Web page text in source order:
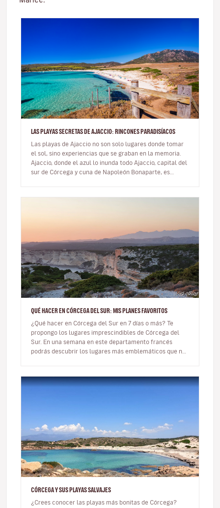
LAS PLAYAS SECRETAS DE AJACCIO: RINCONES PARADISÍACOS
Las playas de Ajaccio no son solo lugares donde tomar
el sol, sino experiencias que se graban en la memoria.
Ajaccio, donde el azul lo inunda todo Ajaccio, capital del
sur de Córcega y cuna de Napoleón Bonaparte, es
QUÉ HACER EN CÓRCEGA DEL SUR: MIS PLANES FAVORITOS
¿Qué hacer en Córcega del Sur en 7 días o más? Te
propongo los lugares imprescindibles de Córcega del
Sur. En una semana en este departamento francés
podrás descubrir los lugares más emblemáticos que no
CÓRCEGA Y SUS PLAYAS SALVAJES
¿Crees conocer las playas más bonitas de Córcega?